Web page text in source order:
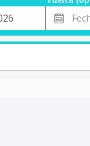
Fecha
de
Vuelta